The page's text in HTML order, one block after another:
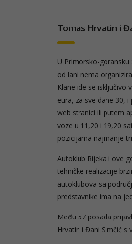
Tomas Hrvatin i
U Primorsko-goransku
od lani nema
Klane ide se isključivo
eura, za sve dane 30, i
web stranici ili putem
voze u 11,20 i 19,20
pozicijama najmanje
Autoklub Rijeka i ove
tehničke realizacije
autoklubova sa
predstavnike ima na
Među 57 posada
Hrvatin i Đani Simčić s